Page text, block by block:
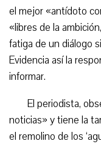
el mejor «antídoto
«libres de la
fatiga de un diálogo
Evidencia así la
informar.
El periodista,
noticias» y tiene la
el remolino de los